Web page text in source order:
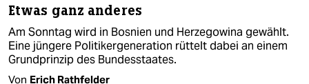
Etwas ganz anderes
Am Sonntag wird in Bosnien und Herzegowina gewählt.
Eine jüngere Politikergeneration rüttelt dabei an einem
Grundprinzip des Bundesstaates.
Von Erich Rathfelder